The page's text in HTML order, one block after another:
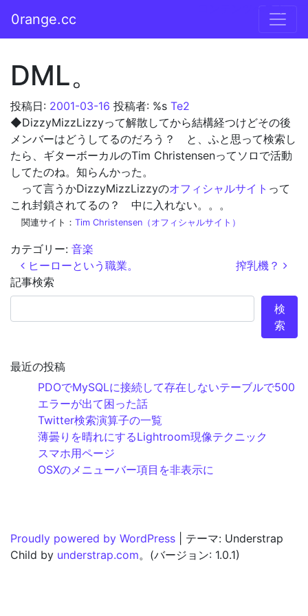
メインナビゲーション
0range.cc
DML。
投稿日: 2001-03-16 投稿者: %s Te2
◆DizzyMizzLizzyって解散してから結構経つけどその後
メンバーはどうしてるのだろう？ と、ふと思って検索し
たら、ギターボーカルのTim Christensenってソロで活動
してたのね。知らんかった。
って言うかDizzyMizzLizzyのオフィシャルサイト って
これ封鎖されてるの？ 中に入れない。。。
関連サイト： Tim Christensen（オフィシャルサイト）
カテゴリー: 音楽
投稿ナビゲーション
ヒーローという職業。
搾乳機？
記事検索
検
索
最近の投稿
PDOでMySQLに接続して存在しないテーブルで500
エラーが出て困った話
Twitter検索演算子の一覧
薄曇りを晴れにするLightroom現像テクニック
スマホ用ページ
OSXのメニューバー項目を非表示に
Proudly powered by WordPress
テーマ: Understrap
Child by understrap.com。(バージョン: 1.0.1)